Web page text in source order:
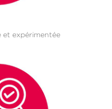
et expérimentée